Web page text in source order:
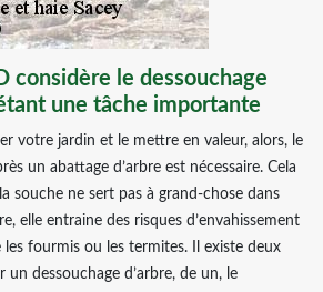
considère le dessouchage
une tâche importante
votre jardin et le mettre en valeur, alors, le
un abattage d’arbre est nécessaire. Cela
souche ne sert pas à grand-chose dans
elle entraine des risques d’envahissement
les fourmis ou les termites. Il existe deux
un dessouchage d’arbre, de un, le